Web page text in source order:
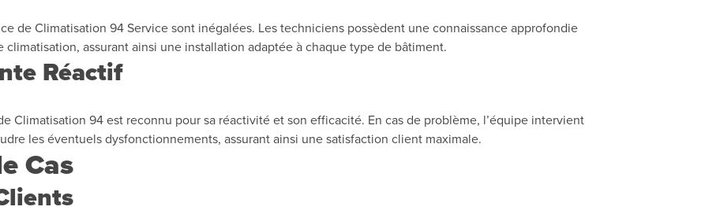
de Climatisation 94 Service sont inégalées. Les techniciens possèdent une connaissance approfondie
assurant ainsi une installation adaptée à chaque type de bâtiment.
Réactif
Climatisation 94 est reconnu pour sa réactivité et son efficacité. En cas de problème, l’équipe intervient
les éventuels dysfonctionnements, assurant ainsi une satisfaction client maximale.
Cas